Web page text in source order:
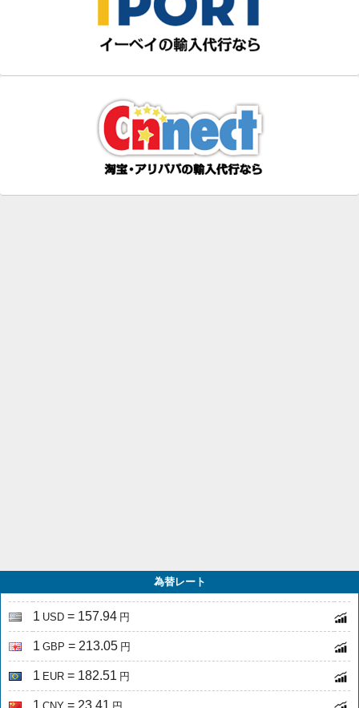
為替レート
1 USD = 157.94 円
1 GBP = 213.05 円
1 EUR = 182.51 円
1 = 23.41